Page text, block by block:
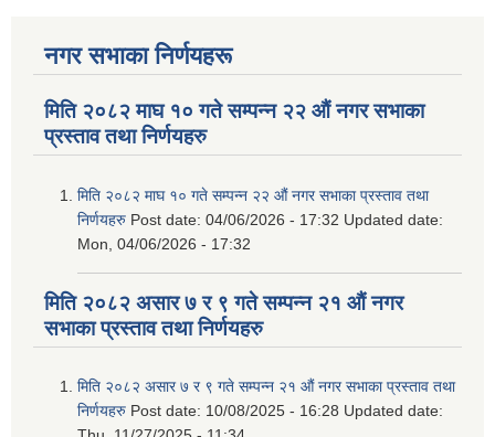
नगर सभाका निर्णयहरू
मिति २०८२ माघ १० गते सम्पन्न २२ औं नगर सभाका
प्रस्ताव तथा निर्णयहरु
मिति २०८२ माघ १० गते सम्पन्न २२ औं नगर सभाका प्रस्ताव तथा
निर्णयहरु Post date: 04/06/2026 - 17:32 Updated date:
Mon, 04/06/2026 - 17:32
मिति २०८२ असार ७ र ९ गते सम्पन्न २१ औं नगर
सभाका प्रस्ताव तथा निर्णयहरु
मिति २०८२ असार ७ र ९ गते सम्पन्न २१ औं नगर सभाका प्रस्ताव तथा
निर्णयहरु Post date: 10/08/2025 - 16:28 Updated date: